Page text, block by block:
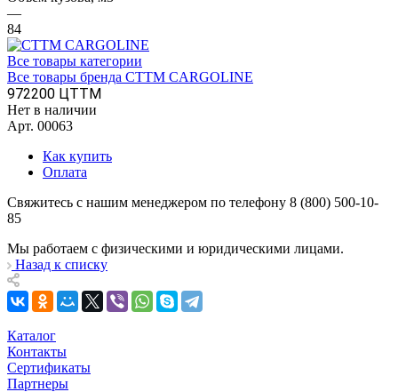
—
84
Все товары категории
Все товары бренда CTTM CARGOLINE
972200 ЦТТМ
Нет в наличии
Арт. 00063
Как купить
Оплата
Свяжитесь с нашим менеджером по телефону 8 (800) 500-10-
85
Мы работаем с физическими и юридическими лицами.
Назад к списку
Каталог
Контакты
Сертификаты
Партнеры